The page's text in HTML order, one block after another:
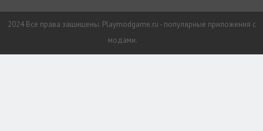
2024 Все права защищены. Playmodgame.ru - популярные приложения с
модами.